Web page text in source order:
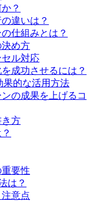
？
違いは？
仕組みとは？
め方
ル対応
成功させるには？
果的な活用方法
の成果を上げるコ
方
要性
は？
意点